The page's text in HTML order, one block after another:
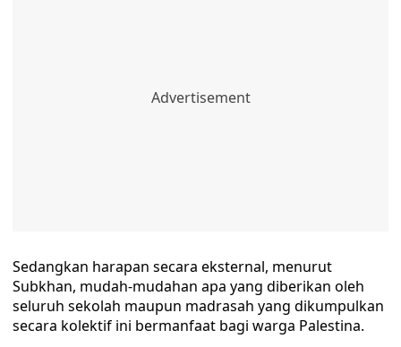
Sedangkan harapan secara eksternal, menurut
Subkhan, mudah-mudahan apa yang diberikan oleh
seluruh sekolah maupun madrasah yang dikumpulkan
secara kolektif ini bermanfaat bagi warga Palestina.